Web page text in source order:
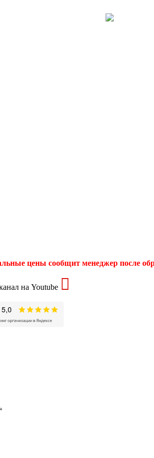
цены сообщит менеджер после
на Youtube